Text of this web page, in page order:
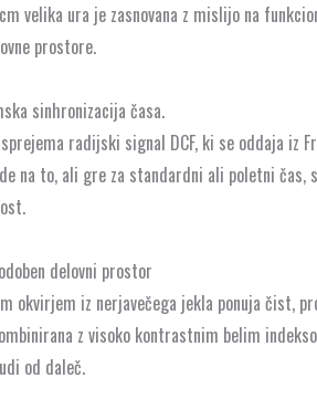
velika ura je zasnovana z mislijo na
prostore.
sinhronizacija časa.
radijski signal DCF, ki se oddaja iz
na to, ali gre za standardni ali poletni
delovni prostor
okvirjem iz nerjavečega jekla ponuja čist,
z visoko kontrastnim belim
od daleč.